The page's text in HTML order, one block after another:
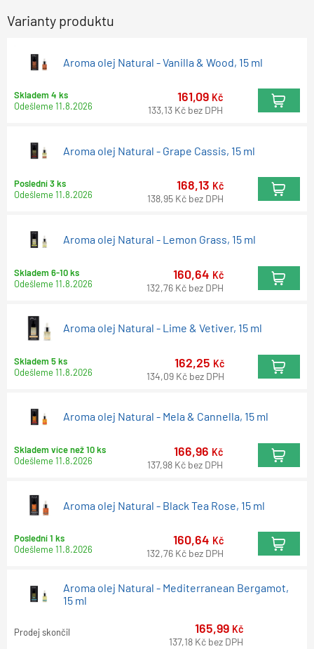
Varianty produktu
Aroma olej Natural - Vanilla & Wood, 15 ml
Skladem 4 ks
Odešleme11.8.2026
161,09 Kč
133,13 Kč bez DPH
Aroma olej Natural - Grape Cassis, 15 ml
Poslední 3 ks
Odešleme11.8.2026
168,13 Kč
138,95 Kč bez DPH
Aroma olej Natural - Lemon Grass, 15 ml
Skladem 6-10 ks
Odešleme11.8.2026
160,64 Kč
132,76 Kč bez DPH
Aroma olej Natural - Lime & Vetiver, 15 ml
Skladem 5 ks
Odešleme11.8.2026
162,25 Kč
134,09 Kč bez DPH
Aroma olej Natural - Mela & Cannella, 15 ml
Skladem více než 10 ks
Odešleme11.8.2026
166,96 Kč
137,98 Kč bez DPH
Aroma olej Natural - Black Tea Rose, 15 ml
Poslední 1 ks
Odešleme11.8.2026
160,64 Kč
132,76 Kč bez DPH
Aroma olej Natural - Mediterranean Bergamot,
15 ml
Prodej skončil 165,99 Kč
137,18 Kč bez DPH